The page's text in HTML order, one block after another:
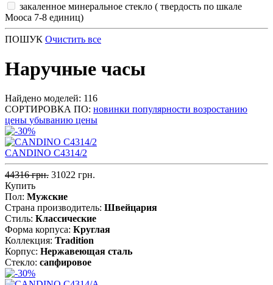
закаленное минеральное стекло ( твердость по шкале
Мооса 7-8 единиц)
ПОШУК Очистить все
Наручные часы
Найдено моделей: 116
СОРТИРОВКА ПО: новинки популярности возростанию
цены убыванию цены
CANDINO C4314/2
44316 грн. 31022 грн.
Купить
Пол: Мужские
Страна производитель: Швейцария
Стиль: Классические
Форма корпуса: Круглая
Коллекция: Tradition
Корпус: Нержавеющая cталь
Стекло: сапфировое